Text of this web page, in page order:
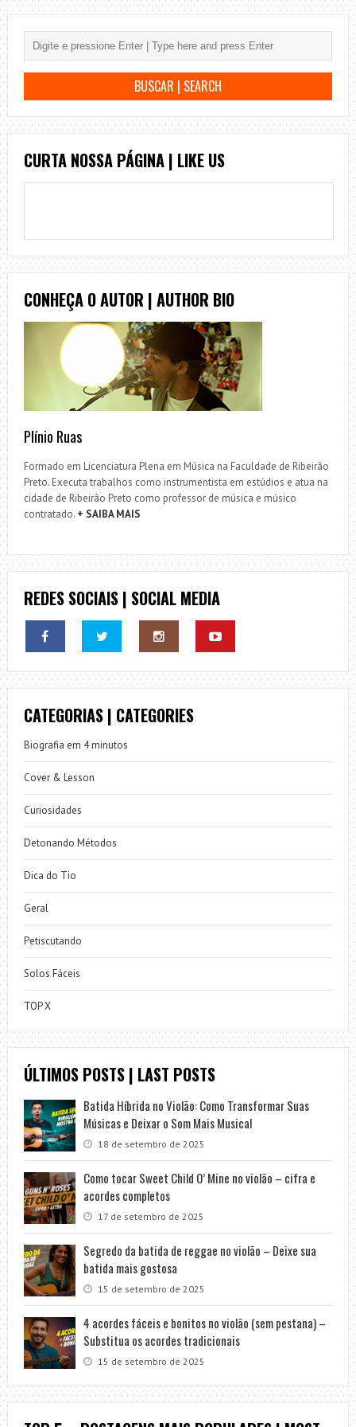
CURTA NOSSA PÁGINA | LIKE US
CONHEÇA O AUTOR | AUTHOR BIO
Plínio Ruas
Formado em Licenciatura Plena em Música na Faculdade de Ribeirão
Preto. Executa trabalhos como instrumentista em estúdios e atua na
cidade de Ribeirão Preto como professor de música e músico
contratado. + SAIBA MAIS
REDES SOCIAIS | SOCIAL MEDIA
CATEGORIAS | CATEGORIES
Biografia em 4 minutos
Cover & Lesson
Curiosidades
Detonando Métodos
Dica do Tio
Geral
Petiscutando
Solos Fáceis
TOP X
ÚLTIMOS POSTS | LAST POSTS
Batida Híbrida no Violão: Como Transformar Suas
Músicas e Deixar o Som Mais Musical
18 de setembro de 2025
Como tocar Sweet Child O’ Mine no violão – cifra e
acordes completos
17 de setembro de 2025
Segredo da batida de reggae no violão – Deixe sua
batida mais gostosa
15 de setembro de 2025
4 acordes fáceis e bonitos no violão (sem pestana) –
Substitua os acordes tradicionais
15 de setembro de 2025